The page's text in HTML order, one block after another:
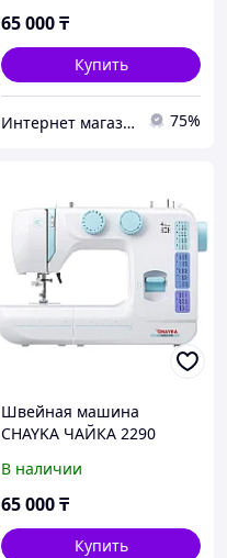
65 000₸
Купить
Интернет магазин "Техника" 75%
Швейная машина
CHAYKA ЧАЙКА 2290
В наличии
65 000₸
Купить